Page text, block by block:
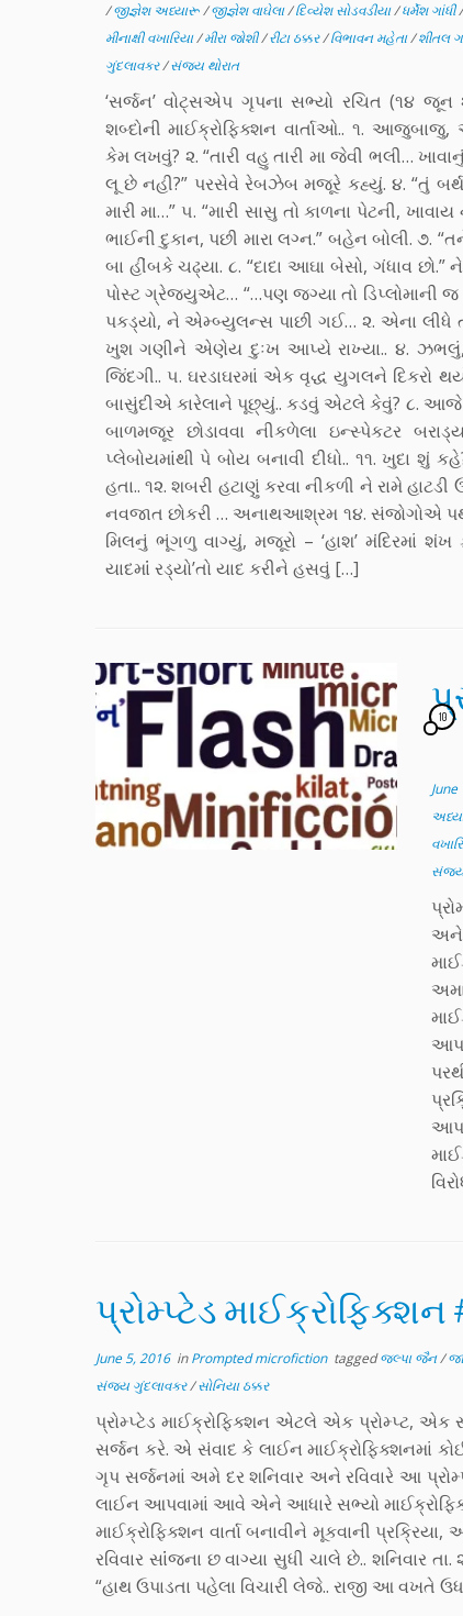
/જીજ્ઞેશ અધ્યારૂ/જીજ્ઞેશ વાઘેલા/દિવ્યેશ સોડવડીયા/ધર્મેશ ગાંધી
મીનાક્ષી વખારિયા/મીરા જોશી/રીટા ઠક્કર/વિભાવન મહેતા/શીતલ
ગુંદલાવકર/સંજય થોરાત
‘સર્જન’ વોટ્સએપ ગૃપના સભ્યો રચિત (૧૪
શબ્દોની માઈક્રોફિક્શન વાર્તાઓ.. ૧.
કેમ લખવું? ૨. “તારી વહુ તારી મા જેવી ભલી…
લૂ છે નહી?” પરસેવે રેબઝેબ મજૂરે કહ્યું. ૪. “તું
મારી મા…” ૫. “મારી સાસુ તો કાળના પેટની,
ભાઈની દુકાન, પછી મારા લગ્ન.” બહેન બોલી. ૭.
બા હીંબકે ચઢ્યા. ૮. “દાદા આઘા બેસો, ગંધાવ છો.”
પોસ્ટ ગ્રેજ્યુએટ… “…પણ જગ્યા તો ડિપ્લોમાની
પકડ્યો, ને એમ્બ્યુલન્સ પાછી ગઈ… ૨. એના લીધે
ખુશ ગણીને એણેય દુઃખ આપ્યે રાખ્યા.. ૪.
જિંદગી.. ૫. ઘરડાઘરમાં એક વૃદ્ધ યુગલને દિકરો
બાસુંદીએ કારેલાને પૂછ્યું.. કડવું એટલે કેવું? ૮.
બાળમજૂર છોડાવવા નીકળેલા ઇન્સ્પેકટર
પ્લેબોયમાંથી પે બોય બનાવી દીધો.. ૧૧. ખુદા શું
હતા.. ૧૨. શબરી હટાણું કરવા નીકળી ને રામે
નવજાત છોકરી … અનાથઆશ્રમ ૧૪. સંજોગોએ
મિલનું ભૂંગળુ વાગ્યું, મજૂરો – ‘હાશ’ મંદિરમાં
યાદમાંં રડ્યો’તો યાદ કરીને હસવું […]
10
સંજય
અને
પ્રોમ્પ્ટેડ માઈક્રોફિક્શન
June 5, 2016inPrompted microfiction taggedજલ્પા જૈન/
સંજય ગુંદલાવકર/સોનિયા ઠક્કર
પ્રોમ્પ્ટેડ માઈક્રોફિક્શન એટલે એક પ્રોમ્પ્ટ,
સર્જન કરે. એ સંવાદ કે લાઈન માઈક્રોફિક્શનમાં
ગૃપ સર્જનમાં અમે દર શનિવાર અને રવિવારે આ
લાઈન આપવામાં આવે એને આધારે સભ્યો
માઈક્રોફિક્શન વાર્તા બનાવીને મૂકવાની
રવિવાર સાંંજના છ વાગ્યા સુધી ચાલે છે.. શનિવાર
“હાથ ઉપાડતા પહેલા વિચારી લેજે.. રાજી આ વખતે